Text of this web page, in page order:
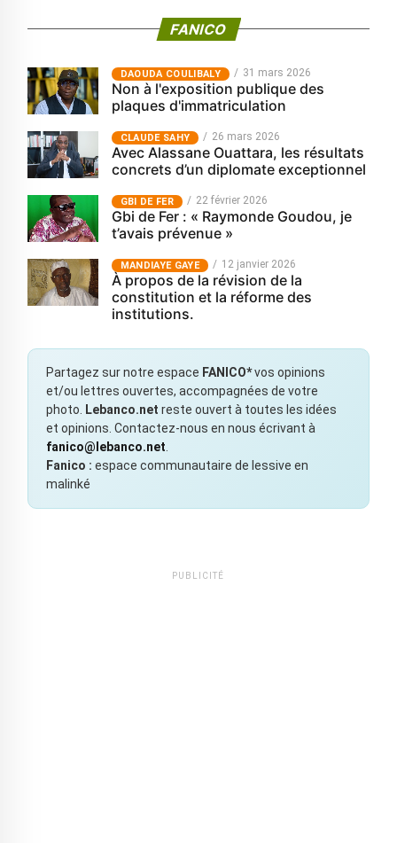
FANICO
‎DAOUDA COULIBALY 31 mars 2026
Non à l'exposition publique des
plaques d'immatriculation
CLAUDE SAHY 26 mars 2026
Avec Alassane Ouattara, les résultats
concrets d’un diplomate exceptionnel
GBI DE FER 22 février 2026
Gbi de Fer : « Raymonde Goudou, je
t’avais prévenue »
MANDIAYE GAYE 12 janvier 2026
À propos de la révision de la
constitution et la réforme des
institutions.
Partagez sur notre espace FANICO*vos opinions
et/ou lettres ouvertes, accompagnées de votre
photo.
Lebanco.net reste ouvert à toutes les idées
et opinions. Contactez-nous en nous écrivant à
fanico@lebanco.net
Fanico : espace communautaire de lessive en
malinké
PUBLICITÉ